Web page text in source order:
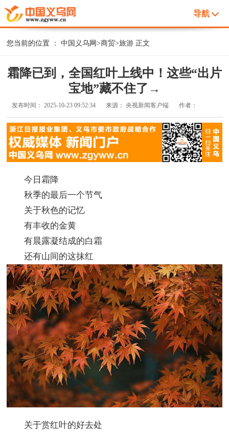
导航
您当前的位置 ：中国义乌网>商贸>旅游 正文
霜降已到，全国红叶上线中！这些“出片
宝地”藏不住了→
发布时间：2025-10-23 09:52:34 来源：央视新闻客户端 作者：
今日霜降
秋季的最后一个节气
关于秋色的记忆
有丰收的金黄
有晨露凝结成的白霜
还有山间的这抹红
关于赏红叶的好去处